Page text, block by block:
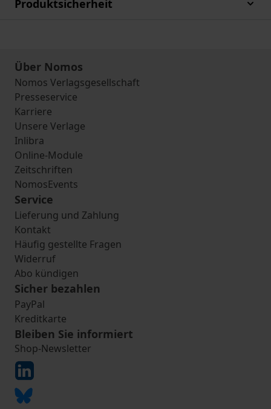
Produktsicherheit
Über Nomos
Nomos Verlagsgesellschaft
Presseservice
Karriere
Unsere Verlage
Inlibra
Online-Module
Zeitschriften
NomosEvents
Service
Lieferung und Zahlung
Kontakt
Häufig gestellte Fragen
Widerruf
Abo kündigen
Sicher bezahlen
PayPal
Kreditkarte
Bleiben Sie informiert
Shop-Newsletter